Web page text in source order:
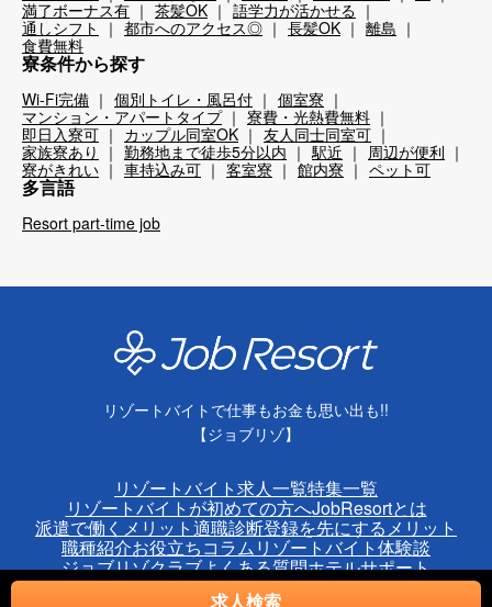
求人検索
満了ボーナス有
茶髪OK
語学力が活かせる
通しシフト
都市へのアクセス◎ 長髪OK
離島
食費無料
寮条件から探す
Wi-Fi完備 個別トイレ・風呂付
個室寮
マンション・アパートタイプ
寮費・光熱費無料
即日入寮可
カップル同室OK
友人同士同室可
家族寮あり
勤務地まで徒歩5分以内 駅近
周辺が便利
寮がきれい
車持込み可 客室寮 館内寮 ペット可
多言語
Resort part-time job
リゾートバイトで仕事もお金も思い出も!!
【ジョブリゾ】
リゾートバイト求人一覧特集一覧
リゾートバイトが初めての方へJobResortとは
派遣で働くメリット適職診断登録を先にするメリット
職種紹介お役立ちコラムリゾートバイト体験談
ジョブリゾクラブよくある質問ホテルサポート